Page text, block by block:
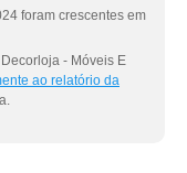
foram crescentes em
- Móveis E
ao relatório da